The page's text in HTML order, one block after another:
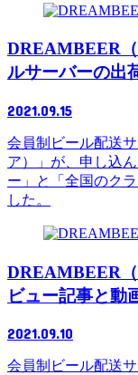
DREAMBEER
ルサーバーの出
2021.09.15
会員制ビール配送
ア）」が、申し込
ー」と「全国のク
した。
DREAMBEER
ビュー記事と動
2021.09.10
会員制ビール配送